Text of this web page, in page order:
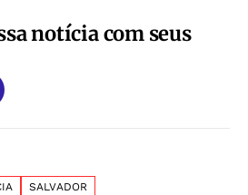
notícia com seus
SALVADOR